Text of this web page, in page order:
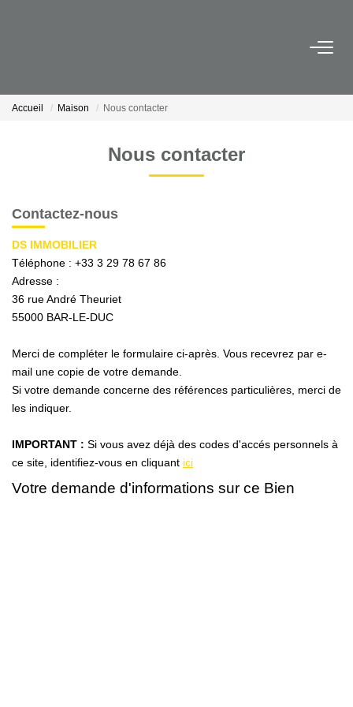
ESTIMATION
NOTRE AGENCE ET NOS VALEURS
CONTACT
Accueil Maison Nous contacter
Nous contacter
Contactez-nous
DS IMMOBILIER
Téléphone : +33 3 29 78 67 86
Adresse :
36 rue André Theuriet
55000 BAR-LE-DUC
Merci de compléter le formulaire ci-après. Vous recevrez par e-
mail une copie de votre demande.
Si votre demande concerne des références particulières, merci de
les indiquer.
IMPORTANT : Si vous avez déjà des codes d'accés personnels à
ce site, identifiez-vous en cliquant ici
Votre demande d'informations sur ce Bien